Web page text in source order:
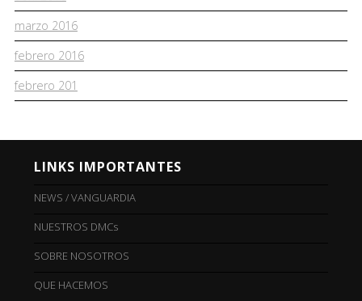
marzo 2016
febrero 2016
febrero 201
LINKS IMPORTANTES
NEWS / VANGUARDIA
NUESTROS DMCs
SOBRE NOSOTROS
QUE HACEMOS